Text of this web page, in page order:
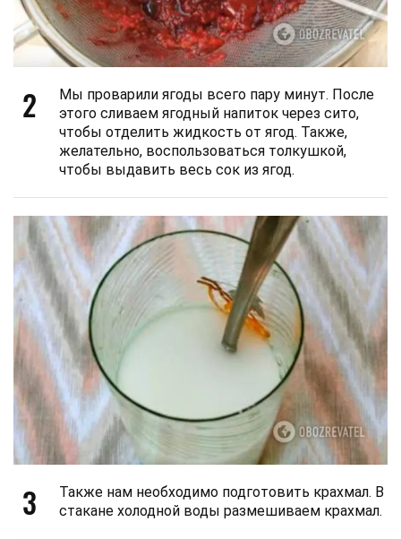
2
Мы проварили ягоды всего пару минут. После
этого сливаем ягодный напиток через сито,
чтобы отделить жидкость от ягод. Также,
желательно, воспользоваться толкушкой,
чтобы выдавить весь сок из ягод.
3
Также нам необходимо подготовить крахмал. В
стакане холодной воды размешиваем крахмал.